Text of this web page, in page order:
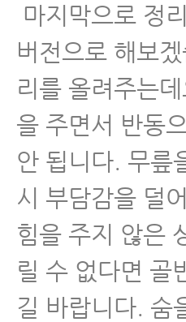
마지막으로 정
버전으로 해보
리를 올려주는
을 주면서 반동
안 됩니다. 무릎
시 부담감을 덜
힘을 주지 않은
릴 수 없다면 골
길 바랍니다. 숨